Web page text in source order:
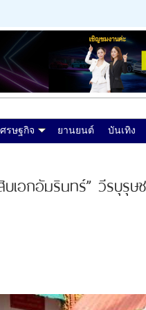
ศรษฐกิจ ยานยนต์ บันเทิง
เอกอัมรินทร์” วีรบุรุษ